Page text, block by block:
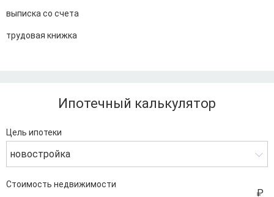
выписка со счета
трудовая книжка
Ипотечный калькулятор
Цель ипотеки
новостройка
Стоимость недвижимости